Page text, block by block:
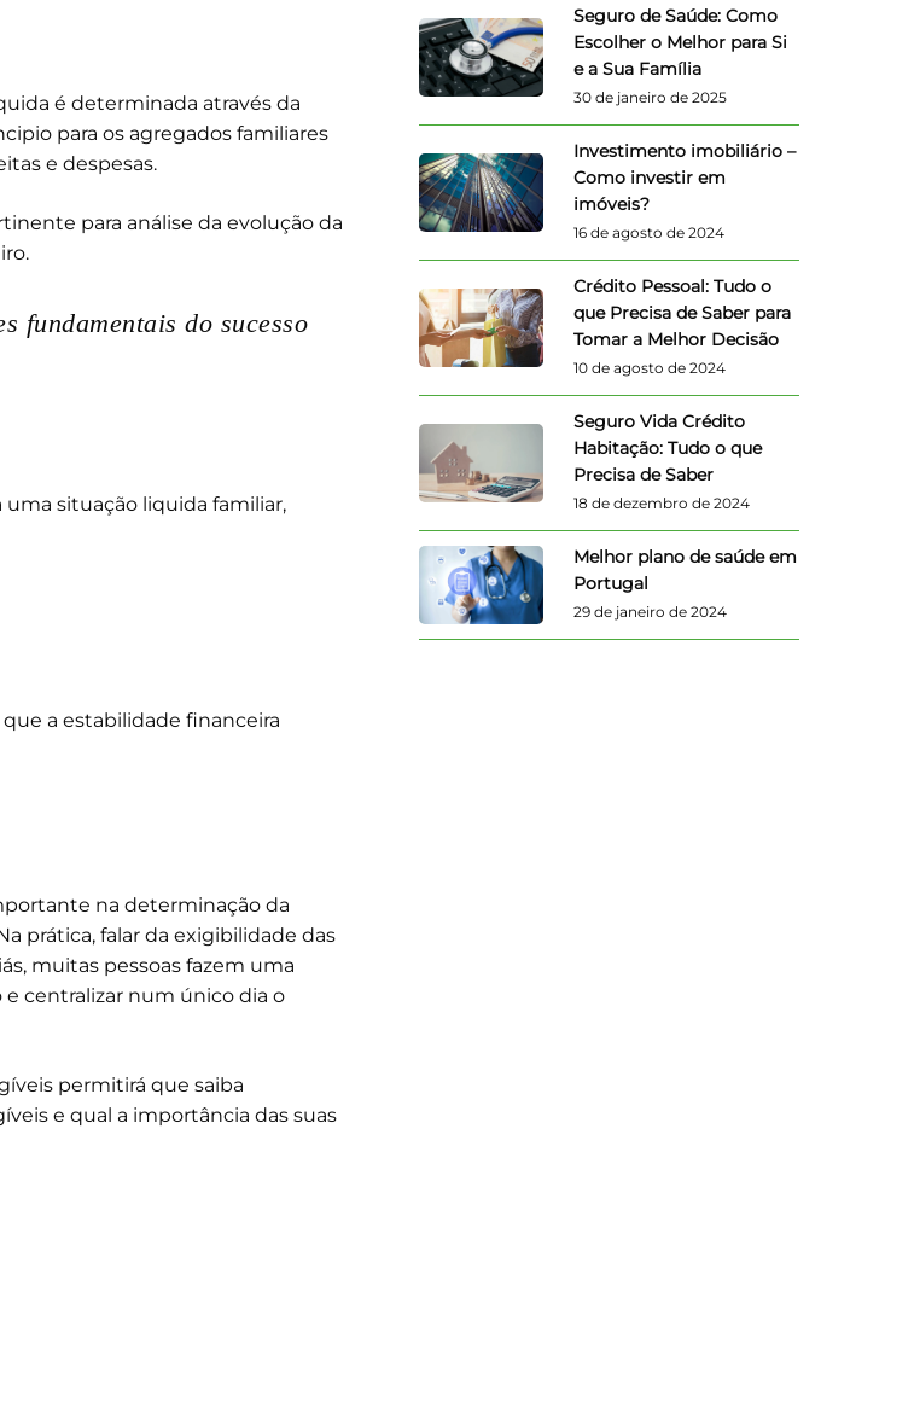
é determinada através da
para os agregados familiares
e despesas.
para análise da evolução da
fundamentais do sucesso
situação liquida familiar,
a estabilidade financeira
na determinação da
prática, falar da exigibilidade das
muitas pessoas fazem uma
centralizar num único dia o
permitirá que saiba
e qual a importância das suas
Seguro de Saúde: Como
Escolher o Melhor para Si
e a Sua Família
30 de janeiro de 2025
Investimento imobiliário –
Como investir em
imóveis?
16 de agosto de 2024
Crédito Pessoal: Tudo o
que Precisa de Saber para
Tomar a Melhor Decisão
10 de agosto de 2024
Seguro Vida Crédito
Habitação: Tudo o que
Precisa de Saber
18 de dezembro de 2024
Melhor plano de saúde em
Portugal
29 de janeiro de 2024